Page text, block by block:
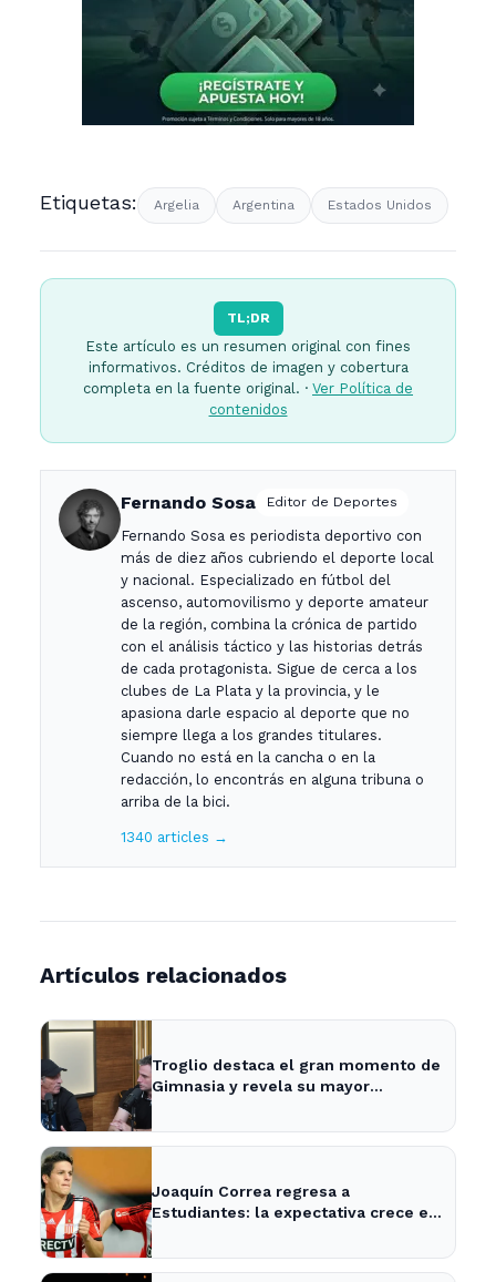
Etiquetas: Argelia Argentina Estados Unidos
TL;DR
Este artículo es un resumen original con fines
informativos. Créditos de imagen y cobertura
completa en la fuente original. · Ver Política de
contenidos
Fernando Sosa Editor de Deportes
Fernando Sosa es periodista deportivo con
más de diez años cubriendo el deporte local
y nacional. Especializado en fútbol del
ascenso, automovilismo y deporte amateur
de la región, combina la crónica de partido
con el análisis táctico y las historias detrás
de cada protagonista. Sigue de cerca a los
clubes de La Plata y la provincia, y le
apasiona darle espacio al deporte que no
siempre llega a los grandes titulares.
Cuando no está en la cancha o en la
redacción, lo encontrás en alguna tribuna o
arriba de la bici.
1340 articles →
Artículos relacionados
Troglio destaca el gran momento de
Gimnasia y revela su mayor
Joaquín Correa regresa a
Estudiantes: la expectativa crece en